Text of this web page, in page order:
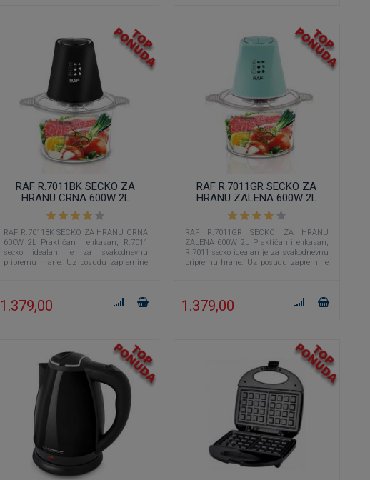
RAF R.7011BK SECKO ZA
HRANU CRNA 600W 2L
RAF R.7011BK SECKO ZA HRANU CRNA
600W 2L Praktičan i efikasan, R.7011
secko idealan je za svakodnevnu
pripremu hrane. Uz posudu zapremine
1.379,00
RAF R.7011GR SECKO ZA
HRANU ZALENA 600W 2L
RAF R.7011GR SECKO ZA HRANU
ZALENA 600W 2L Praktičan i efikasan,
R.7011 secko idealan je za svakodnevnu
pripremu hrane. Uz posudu zapremine
1.379,00